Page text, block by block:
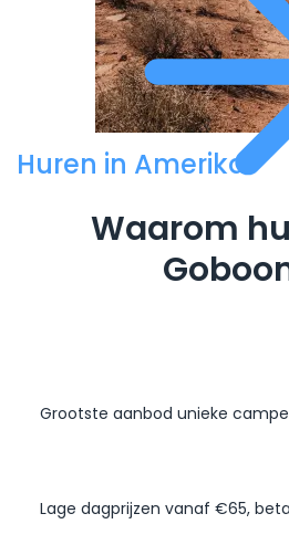
Huren in Amerika
Waarom
Grootste aanbod unieke
Lage dagprijzen vanaf €65,